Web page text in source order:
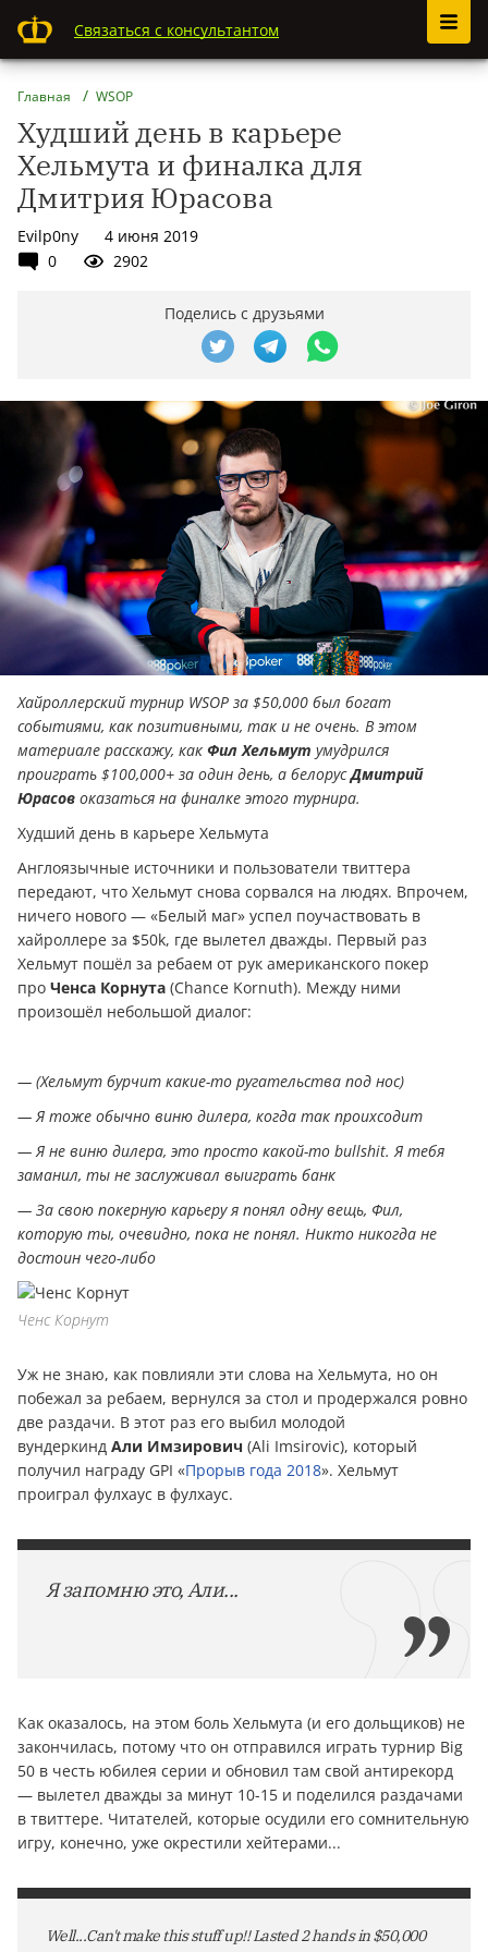
Связаться с консультантом
Главная WSOP
Худший день в карьере
Хельмута и финалка для
Дмитрия Юрасова
Evilp0ny
4 июня 2019
0
2902
Поделись с друзьями
Хайроллерский турнир WSOP за $50,000 был богат
событиями, как позитивными, так и не очень. В этом
материале расскажу, как Фил Хельмут умудрился
проиграть $100,000+ за один день, а белорусДмитрий
Юрасов оказаться на финалке этого турнира.
Худший день в карьере Хельмута
Англоязычные источники и пользователи твиттера
передают, что Хельмут снова сорвался на людях. Впрочем,
ничего нового — «Белый маг» успел поучаствовать в
хайроллере за $50k, где вылетел дважды. Первый раз
Хельмут пошёл за ребаем от рук американского покер
про Ченса Корнута (Chance Kornuth). Между ними
произошёл небольшой диалог:
— (Хельмут бурчит какие-то ругательства под нос)
— Я тоже обычно виню дилера, когда так проихсодит
— Я не виню дилера, это просто какой-то bullshit. Я тебя
заманил, ты не заслуживал выиграть банк
— За свою покерную карьеру я понял одну вещь, Фил,
которую ты, очевидно, пока не понял. Никто никогда не
достоин чего-либо
Ченс Корнут
Уж не знаю, как повлияли эти слова на Хельмута, но он
побежал за ребаем, вернулся за стол и продержался ровно
две раздачи. В этот раз его выбил молодой
вундеркинд Али Имзирович (Ali Imsirovic), который
получил награду GPI «Прорыв года 2018». Хельмут
проиграл фулхаус в фулхаус.
Я запомню это, Али...
Как оказалось, на этом боль Хельмута (и его дольщиков) не
закончилась, потому что он отправился играть турнир Big
50 в честь юбилея серии и обновил там свой антирекорд
— вылетел дважды за минут 10-15 и поделился раздачами
в твиттере. Читателей, которые осудили его сомнительную
игру, конечно, уже окрестили хейтерами...
Well...Can't make this stuff up!! Lasted 2 hands in $50,000